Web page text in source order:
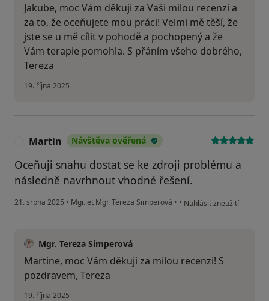
Jakube, moc Vám děkuji za Vaši milou recenzi a
za to, že oceňujete mou práci! Velmi mě těší, že
jste se u mě cílit v pohodě a pochopený a že
Vám terapie pomohla. S přáním všeho dobrého,
Tereza
19. října 2025
Martin Návštěva ověřená
Oceňuji snahu dostat se ke zdroji problému a
následně navrhnout vhodné řešení.
21. srpna 2025 • Mgr. et Mgr. Tereza Simperová • • podle názoru uživatele
Nahlásit zneužití
Mgr. Tereza Simperová
Martine, moc Vám děkuji za milou recenzi! S
pozdravem, Tereza
19. října 2025